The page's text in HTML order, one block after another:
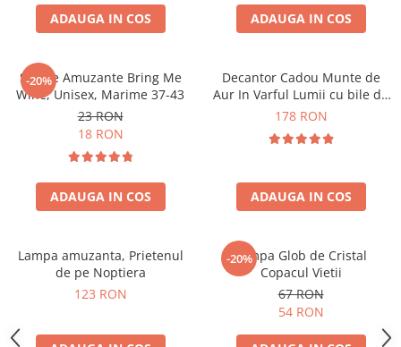
ADAUGA IN COS ADAUGA IN COS
-20%
Sosete Amuzante Bring Me
Wine, Unisex, Marime 37-43
23 RON
18 RON
ADAUGA IN COS
Decantor Cadou Munte de
Aur In Varful Lumii cu bile de
curatare
178 RON
ADAUGA IN COS
Lampa amuzanta, Prietenul
de pe Noptiera
123 RON
-20%
Lampa Glob de Cristal
Copacul Vietii
67 RON
54 RON